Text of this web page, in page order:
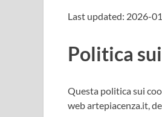
Last updated: 2026-
Politica
Questa politica sui
web artepiacenza.it,